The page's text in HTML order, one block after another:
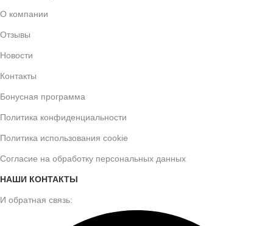
О компании
Отзывы
Новости
Контакты
Бонусная программа
Политика конфиденциальности
Политика использования cookie
Согласие на обработку персональных данных
НАШИ КОНТАКТЫ
И обратная связь: